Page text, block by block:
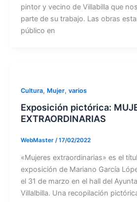
pintor y vecino de Villabilla que
parte de su trabajo. Las obras
público en
Cultura, Mujer, varios
Exposición pictórica:
EXTRAORDINARIAS
WebMaster /17/02/2022
«Mujeres extraordinarias» es el
exposición de Mariano García
el 31 de marzo en el hall del
Villalbilla. Una recopilación